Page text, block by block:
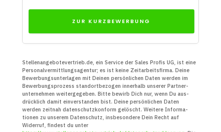
ZUR KURZBEWERBUNG
Stellenangebotevertrieb.de, ein Service der Sales Profis UG, ist eine
Personal­vermittlungs­agentur; es ist keine Zeit­arbeits­firma. Deine
Bewerbungs­unter­lagen mit Deinen persön­lichen Daten werden im
Bewerbungs­prozess standort­bezogen innerhalb unserer Partner­
unter­nehmen weiter­gegeben. Bitte bewirb Dich nur, wenn Du aus­
drücklich damit ein­verstanden bist. Deine persön­lichen Daten
werden zeitnah daten­schutz­konform gelöscht. Weitere Infor­ma­
tionen zu unserem Daten­schutz, insbe­sondere Dein Recht auf
Widerruf, findest du unter